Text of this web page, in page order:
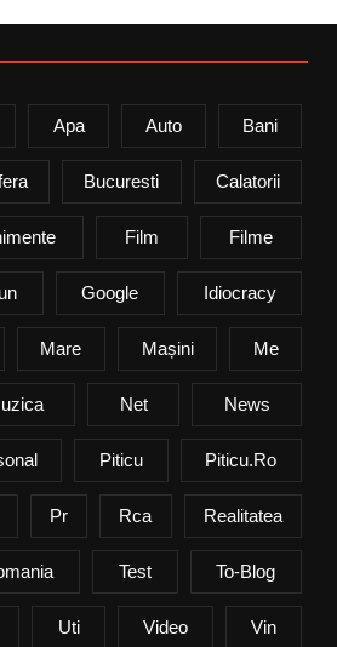
Apa Auto Bani
Bucuresti Calatorii
Film Filme
Google Idiocracy
Mare Mașini Me
Net News
Piticu Piticu.ro
Pr Rca Realitatea
Test To-Blog
Uti Video Vin